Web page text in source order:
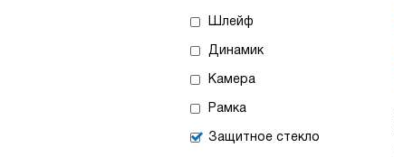
Шлейф
Динамик
Камера
Рамка
Защитное стекло